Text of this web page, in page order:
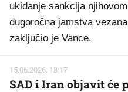
ukidanje sankcija
dugoročna jamstva
zaključio je Vance.
15.06.2026. 18:17
SAD i Iran objavit će